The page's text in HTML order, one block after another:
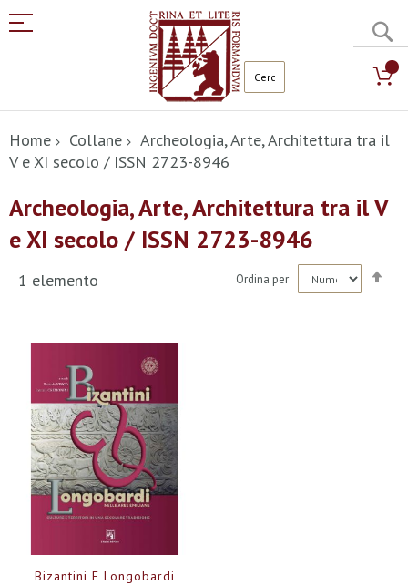
al
contenuto
Home Collane
Archeologia, Arte, Architettura tra il
V e XI secolo / ISSN 2723-8946
Archeologia, Arte, Architettura tra il V
e XI secolo / ISSN 2723-8946
1 elemento Ordina per
Bizantini E Longobardi